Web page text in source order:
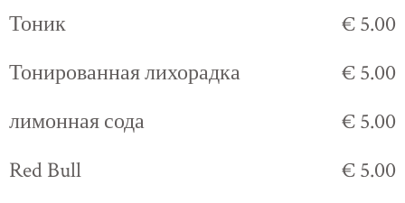
Тоник
€ 5.00
Тонированная лихорадка
€ 5.00
лимонная сода
€ 5.00
Red Bull
€ 5.00